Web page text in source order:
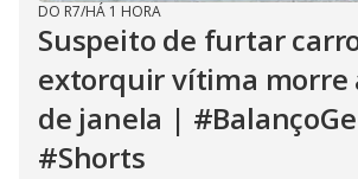
DO R7/HÁ 1 HORA
Suspeito de furtar
extorquir vítima morre
de janela |
#Shorts